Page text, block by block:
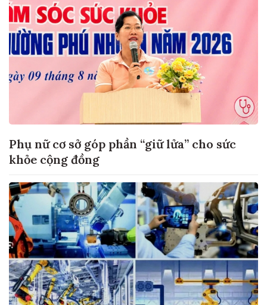
Phụ nữ cơ sở góp phần “giữ lửa” cho sức
khỏe cộng đồng